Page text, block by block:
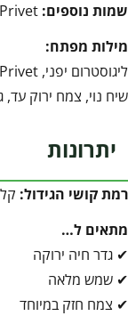
שמות נוספים:
מילות מפתח:
שיח נוי, צמח ירוק
יתרונות
רמת קושי הגידול:
מתאים ל…
✔ גדר חיה ירוקה
✔ שמש מלאה
✔ צמח חזק במיוחד